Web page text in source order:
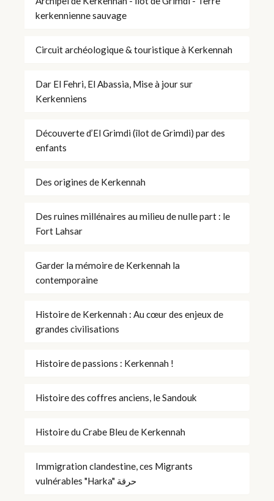
kerkennienne sauvage
Circuit archéologique & touristique à Kerkennah
Dar El Fehri, El Abassia, Mise à jour sur
Kerkenniens
Découverte d’El Grimdi (îlot de Grimdi) par des
enfants
Des origines de Kerkennah
Des ruines millénaires au milieu de nulle part : le
Fort Lahsar
Garder la mémoire de Kerkennah la
contemporaine
Histoire de Kerkennah : Au cœur des enjeux de
grandes civilisations
Histoire de passions : Kerkennah !
Histoire des coffres anciens, le Sandouk
Histoire du Crabe Bleu de Kerkennah
Immigration clandestine, ces Migrants
vulnérables "Harka" حرقة